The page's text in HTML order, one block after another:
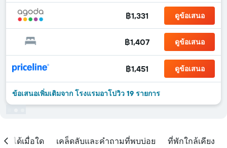
฿1,331 ดูข้อเสนอ
฿1,407 ดูข้อเสนอ
฿1,451 ดูข้อเสนอ
ข้อเสนอเพิ่มเติมจาก โรงแรมอาโปวิว 19 รายการ
องได้เมื่อใด เคล็ดลับและคำถามที่พบบ่อย ที่พักใกล้เคียง